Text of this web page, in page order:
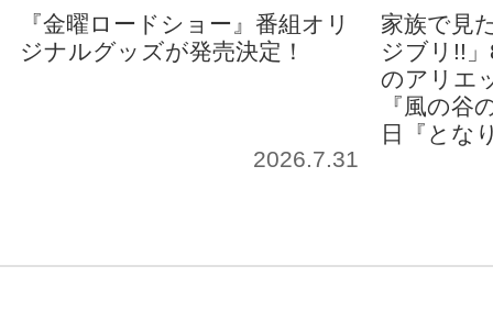
『金曜ロードショー』番組オリ
ジナルグッズが発売決定！
2026.7.31
家族で見
ジブリ!!
のアリエ
『風の谷
日『とな